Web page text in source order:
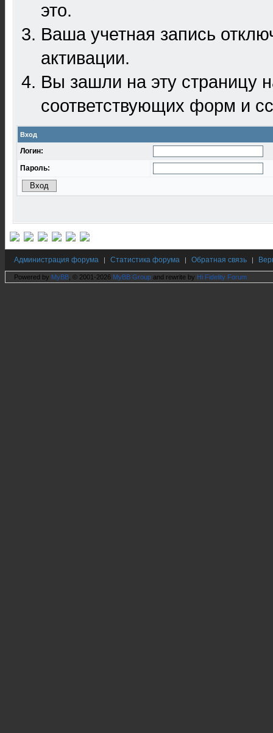
это.
Ваша учетная запись
активации.
Вы зашли на эту
соответствующих форм и
Вход
Логин:
Пароль:
Администрация форума | Статистика форума | Обратная связь |
Powered by MyBB , © 2001-2026 MyBB Group and rewrite by Hi Fidelity Forum